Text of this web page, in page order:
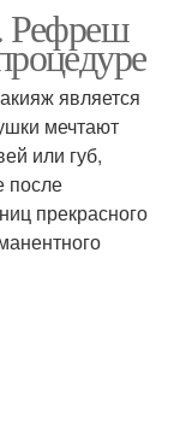
Рефреш
является
мечтают
или губ,
после
прекрасного